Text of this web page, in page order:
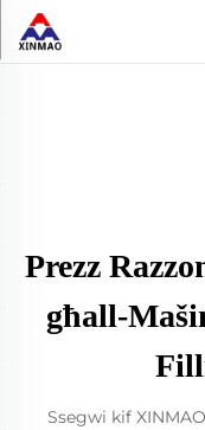
Prezz
għall-
Ssegwi kif